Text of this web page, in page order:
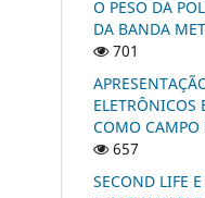
O PESO DA
DA BANDA
701
ELETRÔNICOS
COMO CAMPO
657
SECOND LIFE